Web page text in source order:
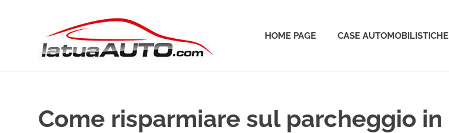
HOME PAGE CASE AUTOMOBILISTICHE
Come risparmiare sul parcheggio in